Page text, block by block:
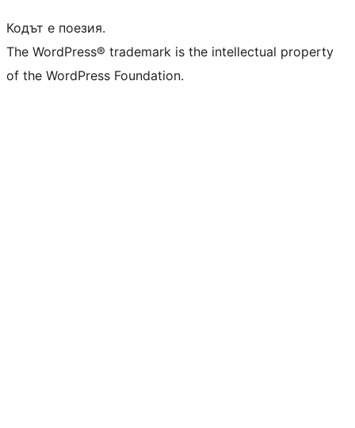
Кодът е поезия.
The WordPress® trademark is the intellectual property
of the WordPress Foundation.